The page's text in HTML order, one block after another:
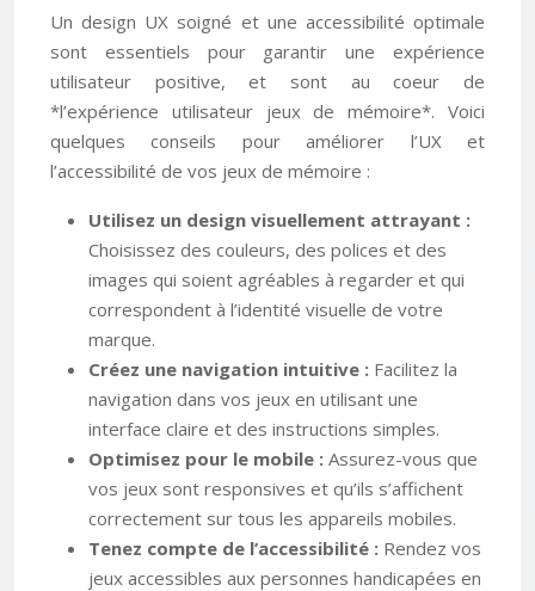
Un design UX soigné et une accessibilité optimale
sont essentiels pour garantir une expérience
utilisateur positive, et sont au coeur de
*l’expérience utilisateur jeux de mémoire*. Voici
quelques conseils pour améliorer l’UX et
l’accessibilité de vos jeux de mémoire :
Utilisez un design visuellement attrayant :
Choisissez des couleurs, des polices et des
images qui soient agréables à regarder et qui
correspondent à l’identité visuelle de votre
marque.
Créez une navigation intuitive : Facilitez la
navigation dans vos jeux en utilisant une
interface claire et des instructions simples.
Optimisez pour le mobile : Assurez-vous que
vos jeux sont responsives et qu’ils s’affichent
correctement sur tous les appareils mobiles.
Tenez compte de l’accessibilité : Rendez vos
jeux accessibles aux personnes handicapées en